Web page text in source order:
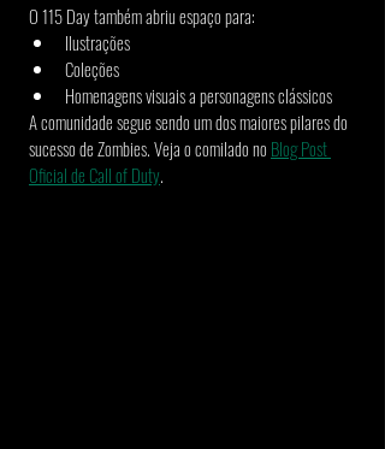
O 115 Day também abriu espaço para:
Ilustrações
Coleções
Homenagens visuais a personagens clássicos
A comunidade segue sendo um dos maiores pilares do
sucesso de Zombies. Veja o comilado no Blog Post
Oficial de Call of Duty.